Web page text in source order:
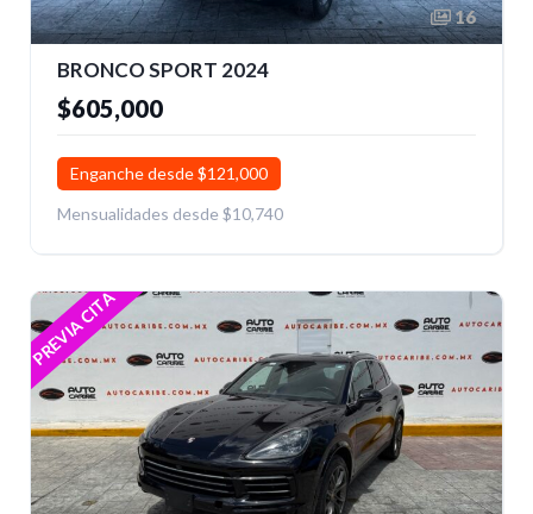
16
BRONCO SPORT 2024
$605,000
Enganche desde $121,000
Mensualidades desde $10,740
PREVIA CITA